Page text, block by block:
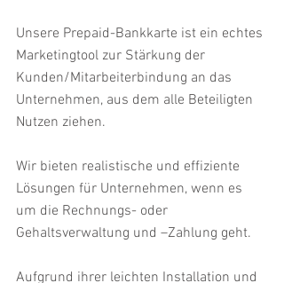
Unsere Prepaid-Bankkarte ist ein echtes
Marketingtool zur Stärkung der
Kunden/Mitarbeiter­bindung an das
Unternehmen, aus dem alle Beteiligten
Nutzen ziehen.
Wir bieten realistische und effiziente
Lösungen für Unternehmen, wenn es
um die Rechnungs- oder
Gehaltsverwaltung und –Zahlung geht.
Aufgrund ihrer leichten Installation und